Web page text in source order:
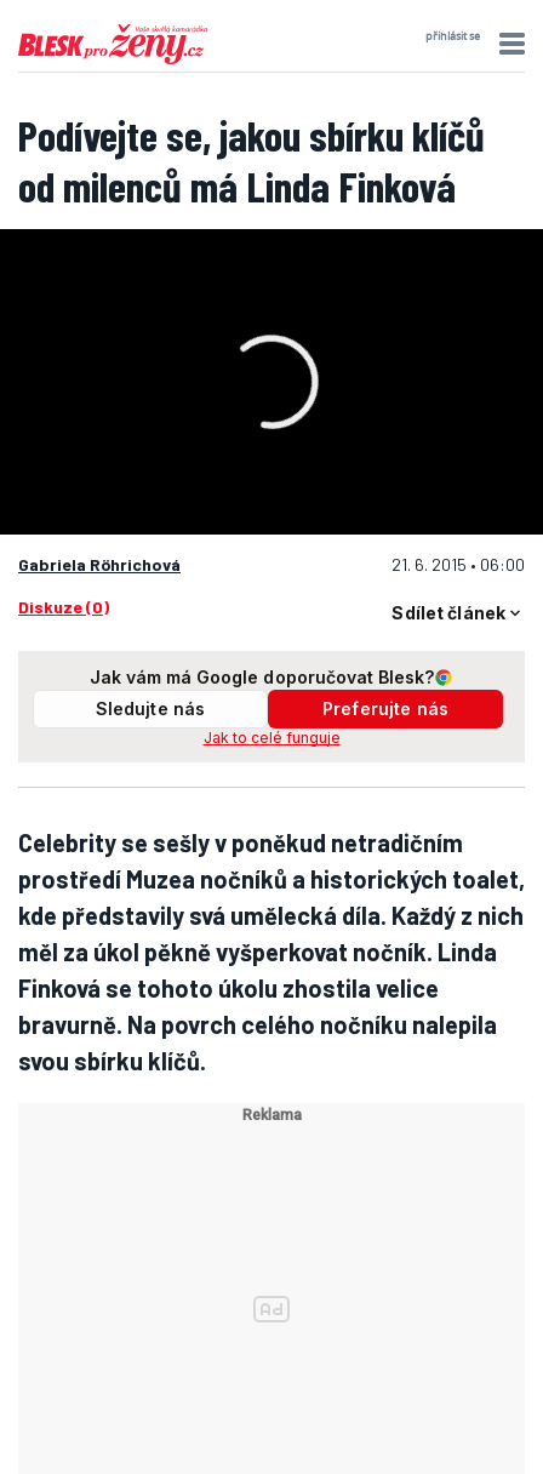
přihlásit se
Podívejte se, jakou sbírku klíčů
od milenců má Linda Finková
Gabriela Röhrichová 21. 6. 2015 • 06:00
Diskuze (0) Sdílet článek
Jak vám má Google doporučovat Blesk?
Sledujte nás
Preferujte nás
Jak to celé funguje
Celebrity se sešly v poněkud netradičním
prostředí Muzea nočníků a historických toalet,
kde představily svá umělecká díla. Každý z nich
měl za úkol pěkně vyšperkovat nočník. Linda
Finková se tohoto úkolu zhostila velice
bravurně. Na povrch celého nočníku nalepila
svou sbírku klíčů.